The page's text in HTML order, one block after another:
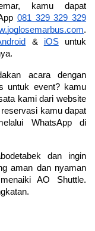
kamu dapat
081 329 329 329
.
& iOS untuk
acara dengan
untuk event? kamu
kami dari website
kamu dapat
WhatsApp di
dan ingin
aman dan nyaman
AO Shuttle.